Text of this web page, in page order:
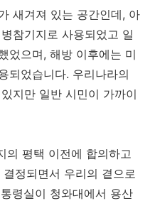
새겨져 있는 공간인데, 아
참기지로 사용되었고 일
었으며, 해방 이후에는 미
되었습니다. 우리나라의
지만 일반 시민이 가까이
의 평택 이전에 합의하고
정되면서 우리의 곁으로
령실이 청와대에서 용산